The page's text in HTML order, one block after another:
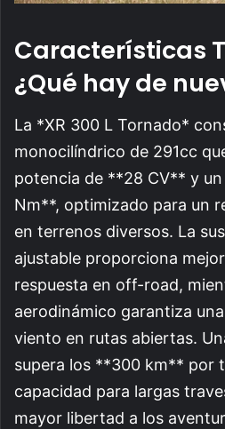
Características
¿Qué hay de
La *XR 300 L Tornado*
monocilíndrico de 291cc
potencia de **28 CV** y
Nm**, optimizado para un
en terrenos diversos. La
ajustable proporciona
respuesta en off-road,
aerodinámico garantiza
viento en rutas abiertas.
supera los **300 km** por
capacidad para largas
mayor libertad a los